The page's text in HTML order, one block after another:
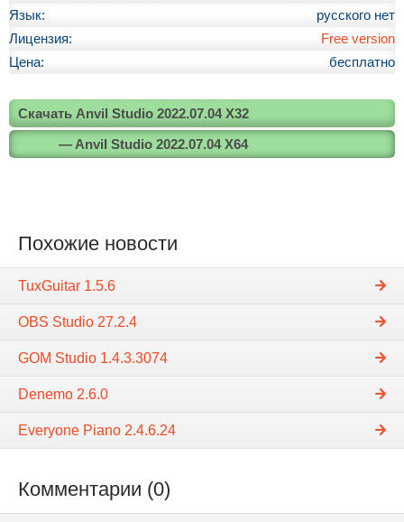
Язык:
русского нет
Лицензия:
Free version
Цена:
бесплатно
Скачать Anvil Studio 2022.07.04 X32
— Anvil Studio 2022.07.04 X64
Похожие новости
TuxGuitar 1.5.6
OBS Studio 27.2.4
GOM Studio 1.4.3.3074
Denemo 2.6.0
Everyone Piano 2.4.6.24
Комментарии (0)